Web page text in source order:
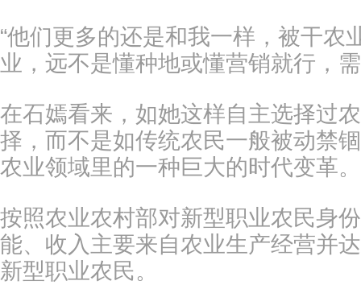
“他们更多的还是和我一样，被干农
业，远不是懂种地或懂营销就行，
在石嫣看来，如她这样自主选择过
择，而不是如传统农民一般被动禁
农业领域里的一种巨大的时代变革。
按照农业农村部对新型职业农民身
能、收入主要来自农业生产经营并
新型职业农民。